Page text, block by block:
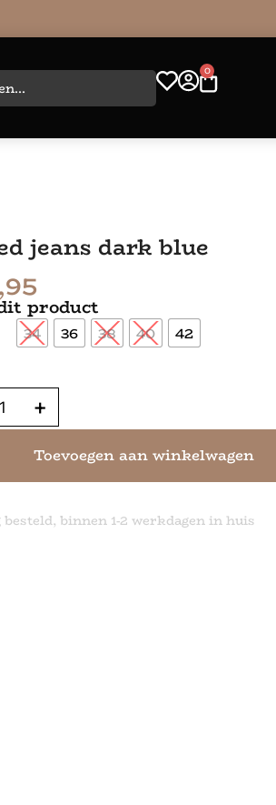
0
jeans dark blue
product
34 36 38 40 42
+
Toevoegen aan winkelwagen
besteld, binnen 1-2 werkdagen in huis